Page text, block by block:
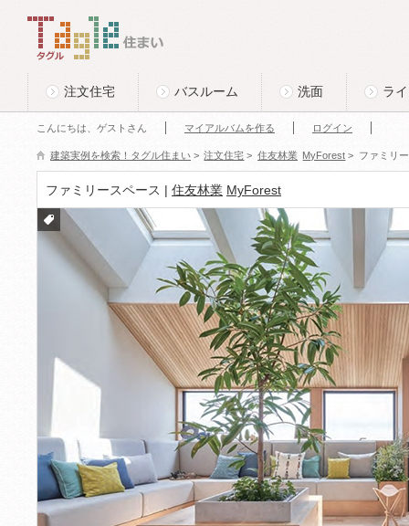
Tagle タグル 住まい
注文住宅 バスルーム 洗面 ラ
こんにちは、ゲストさん マイアルバムを作る ログイン
建築実例を検索！タグル住まい > 注文住宅 > 住友林業 MyForest > ファミリ
ファミリースペース | 住友林業 MyForest
付箋